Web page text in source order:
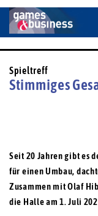
Spieltreff
Stimmiges
Seit 20 Jahren gibt es
für einen Umbau,
Zusammen mit Olaf
die Halle am 1. Juli